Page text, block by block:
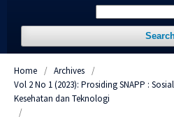
Home / Archives
/
Vol 2 No 1 (2023): Prosiding SNAPP :
Kesehatan dan Teknologi
/